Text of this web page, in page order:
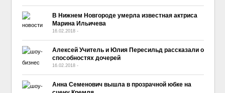
В Нижнем Новгороде умерла известная актриса
Марина Ильичева
16.02.2018 -
Алексей Учитель и Юлия Пересильд рассказали о
способностях дочерей
16.02.2018 -
Анна Семенович вышла в прозрачной юбке на